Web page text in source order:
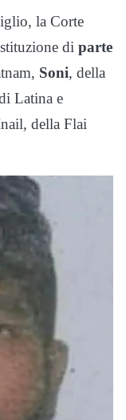
la Corte
di parte
Soni, della
Latina e
della Flai